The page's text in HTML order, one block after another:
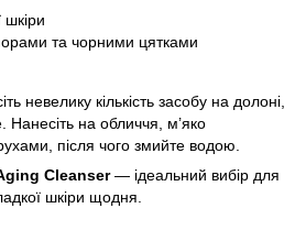
шкіри
та чорними цятками
невелику кількість засобу на долоні,
Нанесіть на обличчя, м’яко
після чого змийте водою.
Cleanser— ідеальний вибір для
шкіри щодня.